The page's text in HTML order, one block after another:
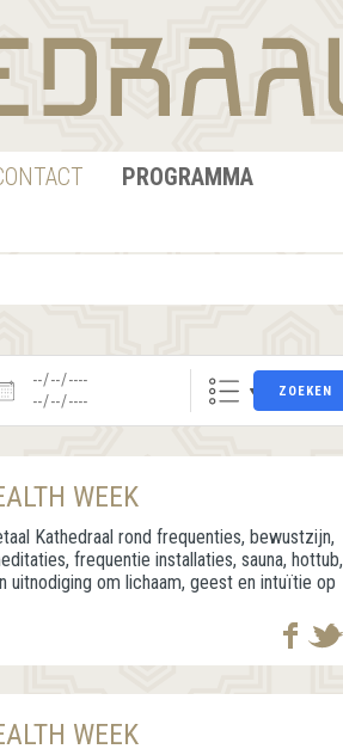
PROGRAMMA
ZOEKEN
WEEK
Kathedraal rond frequenties, bewustzijn,
frequentie installaties, sauna, hottub,
uitnodiging om lichaam, geest en intuïtie op
WEEK